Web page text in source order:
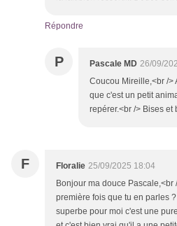
Répondre
P Pascale MD 26/09/
Coucou Mireille,<br />
que c'est un petit
repérer.<br /> Bises et
F Floralie 25/09/2025 18:04
Bonjour ma douce Pascale,<br
première fois que tu en parles
superbe pour moi c'est une